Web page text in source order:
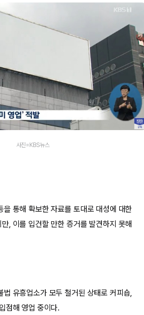
사진=KBS뉴스
을 통해 확보한 자료를 토대로 대성에 대한
, 이를 입건할 만한 증거를 발견하지 못해
유흥업소가 모두 철거된 상태로 커피숍,
점해 영업 중이다.